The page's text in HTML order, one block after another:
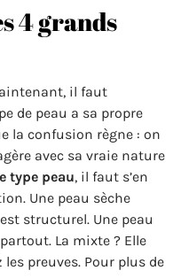
4 grands
il faut
de peau a sa propre
la confusion règne : on
avec sa vraie nature
type peau, il faut s’en
Une peau sèche
structurel. Une peau
La mixte ? Elle
preuves. Pour plus de